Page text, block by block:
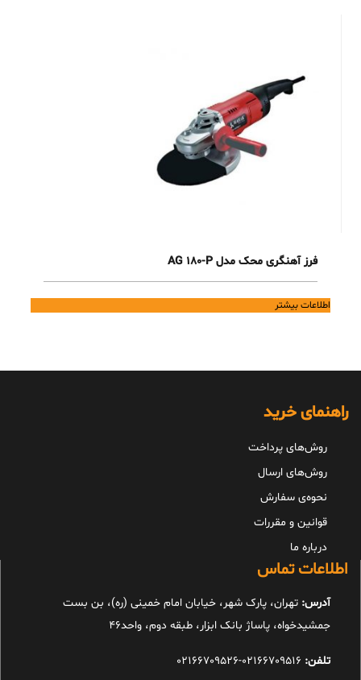
فرز آهنگری محک مدل AG 180-P
اطلاعات بیشتر
راهنمای خرید
روش‌های پرداخت
روش‌های ارسال
نحوه‌ی سفارش
قوانین و مقررات
درباره ما
اطلاعات تماس
آدرس: تهران، پارک شهر، خیابان امام خمینی (ره)، بن بست
جمشیدخواه، پاساژ بانک ابزار، طبقه دوم، واحد46
تلفن: